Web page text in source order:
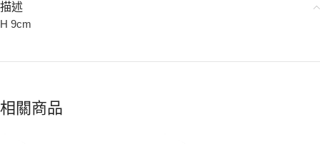
描述
H 9cm
相關商品